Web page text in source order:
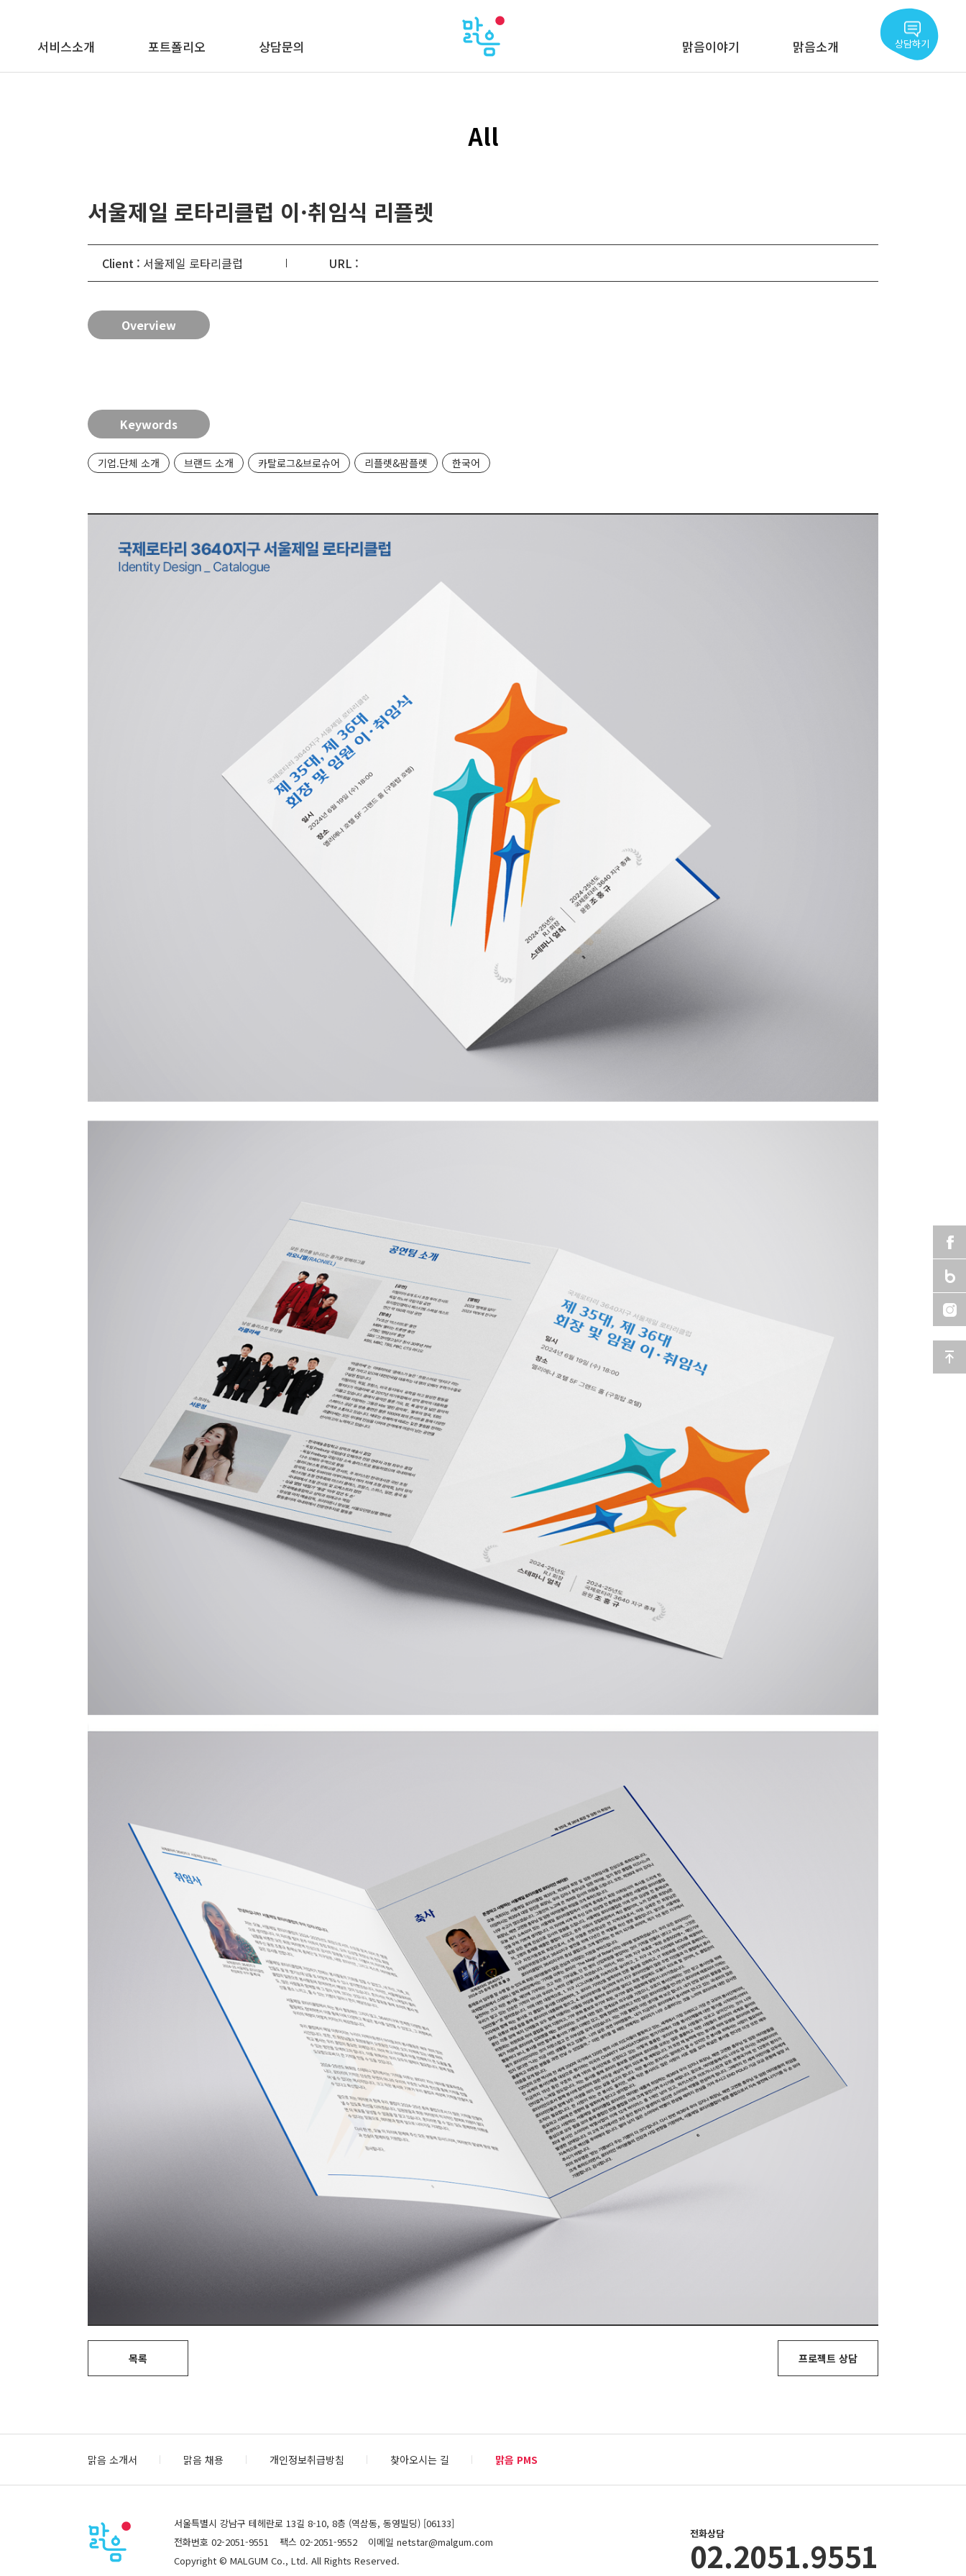
상담하기
서비스소개 포트폴리오 상담문의 맑음이야기 맑음소개
All
서울제일 로타리클럽 이·취임식 리플렛
Client : 서울제일 로타리클럽 URL :
Overview
Keywords
기업.단체 소개 브랜드 소개 카탈로그&브로슈어 리플렛&팜플렛 한국어
목록 프로젝트 상담
맑음 소개서 맑음 채용 개인정보취급방침 찾아오시는 길 맑음 PMS
서울특별시 강남구 테헤란로 13길 8-10, 8층 (역삼동, 동영빌딩) [06133]
전화번호 02-2051-9551
팩스 02-2051-9552
이메일 netstar@malgum.com
Copyright © MALGUM Co., Ltd. All Rights Reserved.
전화상담
02.2051.9551